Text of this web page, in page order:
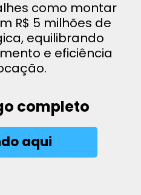
aqui
completo
como montar
R$ 5 milhões de
equilibrando
e eficiência